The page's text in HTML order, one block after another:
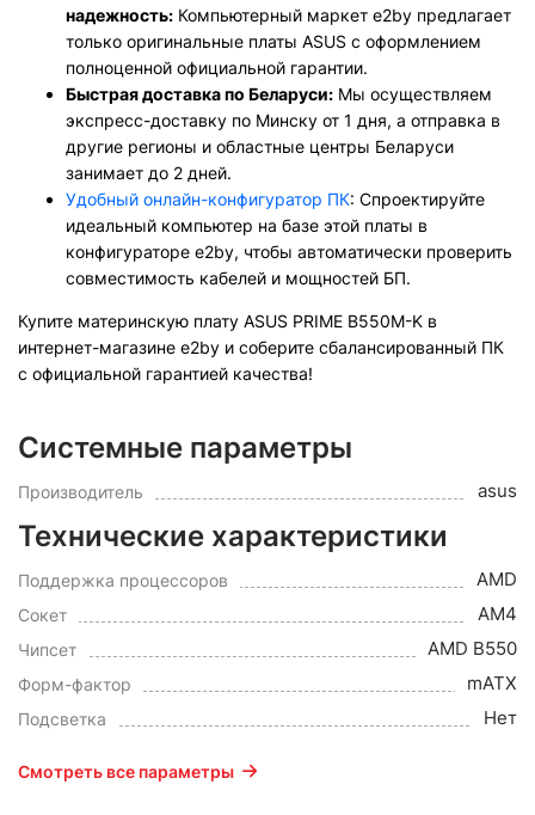
надежность: Компьютерный маркет e2by предлагает
только оригинальные платы ASUS с оформлением
полноценной официальной гарантии.
Быстрая доставка по Беларуси: Мы осуществляем
экспресс-доставку по Минску от 1 дня, а отправка в
другие регионы и областные центры Беларуси
занимает до 2 дней.
Удобный онлайн-конфигуратор ПК: Спроектируйте
идеальный компьютер на базе этой платы в
конфигураторе e2by, чтобы автоматически проверить
совместимость кабелей и мощностей БП.
Купите материнскую плату ASUS PRIME B550M-K в
интернет-магазине e2by и соберите сбалансированный ПК
с официальной гарантией качества!
Системные параметры
Производитель asus
Технические характеристики
Поддержка процессоров AMD
Сокет AM4
Чипсет AMD B550
Форм-фактор mATX
Подсветка Нет
Смотреть все параметры